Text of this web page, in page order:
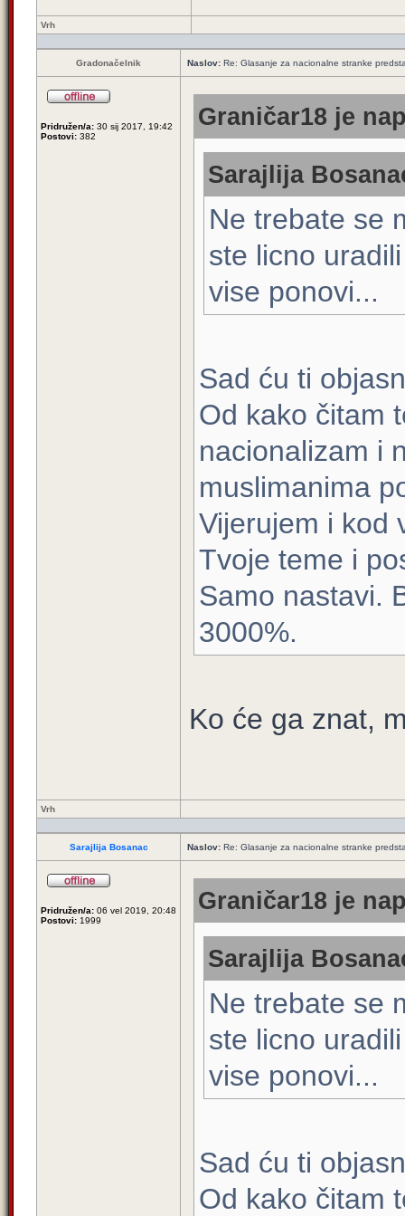
Vrh
Gradonačelnik Naslov: Re: Glasanje za nacionalne stranke
Pridružen/a: 30 sij 2017, 19:42
Postovi: 382
Graničar18 je
Sarajlija
Ne trebate se
ste licno
vise ponovi...
Sad ću ti
Od kako čitam
nacionalizam i
muslimanima
Vijerujem i kod
Tvoje teme i
Samo nastavi.
3000%.
Ko će ga znat,
Vrh
Sarajlija Bosanac Naslov: Re: Glasanje za nacionalne stranke
Pridružen/a: 06 vel 2019, 20:48
Postovi: 1999
Graničar18 je
Sarajlija
Ne trebate se
ste licno
vise ponovi...
Sad ću ti
Od kako čitam